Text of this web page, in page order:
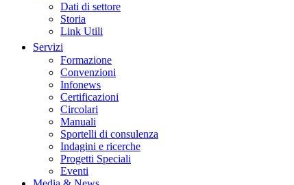
Dati di settore
Storia
Link Utili
Servizi
Formazione
Convenzioni
Infonews
Certificazioni
Circolari
Manuali
Sportelli di consulenza
Indagini e ricerche
Progetti Speciali
Eventi